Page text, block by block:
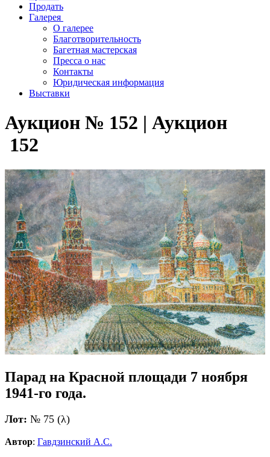
Продать
Галерея
О галерее
Благотворительность
Багетная мастерская
Пресса о нас
Контакты
Юридическая информация
Выставки
Аукцион № 152 | Аукцион
152
Парад на Красной площади 7 ноября
1941-го года.
Лот: № 75 (λ)
Автор: Гавдзинский А.С.